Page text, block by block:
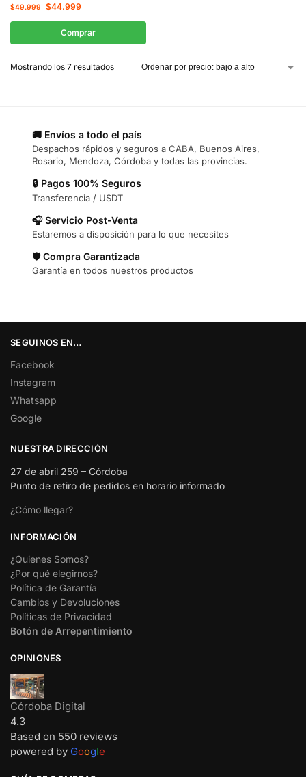
$49.999 $44.999
Comprar
Mostrando los 7 resultados
🚚 Envíos a todo el país
Despachos rápidos y seguros a CABA, Buenos Aires,
Rosario, Mendoza, Córdoba y todas las provincias.
🔒 Pagos 100% Seguros
Transferencia / USDT
🎧 Servicio Post-Venta
Estaremos a disposición para lo que necesites
🛡️ Compra Garantizada
Garantía en todos nuestros productos
SEGUINOS EN…
Facebook
Instagram
Whatsapp
Google
NUESTRA DIRECCIÓN
27 de abril 259 – Córdoba
Punto de retiro de pedidos en horario informado
¿Cómo llegar?
INFORMACIÓN
¿Quienes Somos?
¿Por qué elegirnos?
Política de Garantía
Cambios y Devoluciones
Políticas de Privacidad
Botón de Arrepentimiento
OPINIONES
Córdoba Digital
4.3
Based on 550 reviews
powered by Google